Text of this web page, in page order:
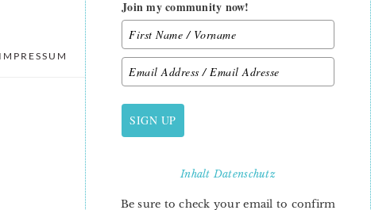
IMPRESSUM DATENSCHUTZ
PRIMARY
SIDEBAR
Join my community now!
SIGN UP
InhaltDatenschutz
Be sure to check your email to confirm